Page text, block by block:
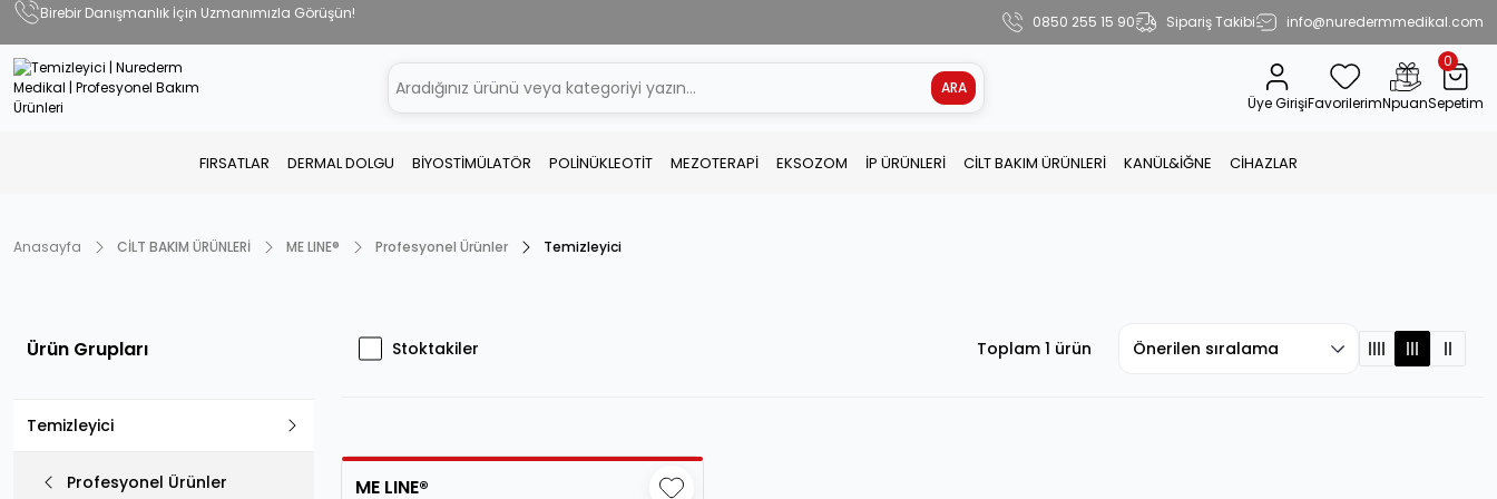
Birebir Danışmanlık İçin Uzmanımızla Görüşün! 0850 255 15 90 Sipariş Takibi info@nuredermmedikal.com
ARA
Üye GirişiFavorilerimNpuanSepetim
0
FIRSATLAR DERMAL DOLGU BİYOSTİMÜLATÖR POLİNÜKLEOTİT MEZOTERAPİ EKSOZOM İP ÜRÜNLERİ CİLT BAKIM ÜRÜNLERİ KANÜL&İĞNE CİHAZLAR
Anasayfa CİLT BAKIM ÜRÜNLERİ ME LINE® Profesyonel Ürünler Temizleyici
Ürün Grupları
Temizleyici
Profesyonel Ürünler
Stoktakiler Toplam 1 ürün
ME LINE®